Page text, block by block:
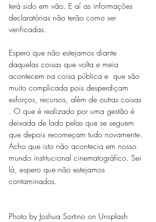
terá sido em vão. E aí as informações
declaratórias não terão como ser
verificadas.
Espero que não estejamos diante
daquelas coisas que volta e meia
acontecem na coisa pública e  que são
muito complicada pois desperdiçam
esforços, recursos, além de outras coisas
. O que é realizado por uma gestão é
deixada de lado pelas que se seguem
que depois recomeçam tudo novamente.
Acho que isto não acontecia em nosso
mundo institucional cinematográfico. Sei
lá, espero que não estejamos
contaminados.
Photo by Joshua Sortino on Unsplash